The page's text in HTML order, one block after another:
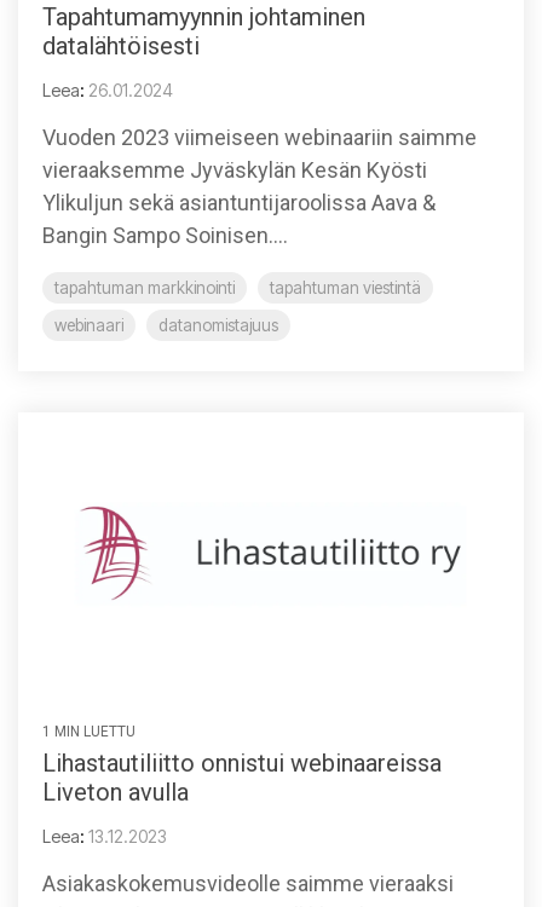
Tapahtumamyynnin johtaminen
datalähtöisesti
Leea: 26.01.2024
Vuoden 2023 viimeiseen webinaariin saimme
vieraaksemme Jyväskylän Kesän Kyösti
Ylikuljun sekä asiantuntijaroolissa Aava &
Bangin Sampo Soinisen....
tapahtuman markkinointi
tapahtuman viestintä
webinaari
datanomistajuus
1 MIN LUETTU
Lihastautiliitto onnistui webinaareissa
Liveton avulla
Leea: 13.12.2023
Asiakaskokemusvideolle saimme vieraaksi